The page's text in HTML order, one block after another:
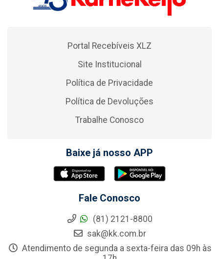
Portal Recebíveis XLZ
Site Institucional
Política de Privacidade
Política de Devoluções
Trabalhe Conosco
Baixe já nosso APP
Fale Conosco
(81) 2121-8800
sak@kk.com.br
Atendimento de segunda a sexta-feira das 09h às